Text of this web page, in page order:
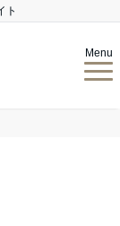
ト
Menu